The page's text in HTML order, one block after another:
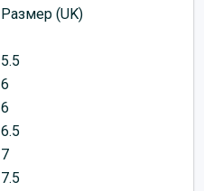
Размер (UK)
5.5
6
6
6.5
7
7.5